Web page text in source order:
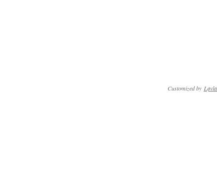
Customized by